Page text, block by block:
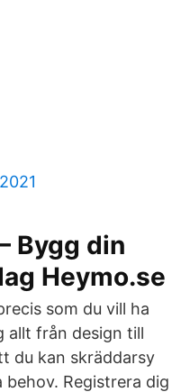
Bygg din
Heymo.se
som du vill ha
allt från design till
du kan skräddarsy
Registrera dig